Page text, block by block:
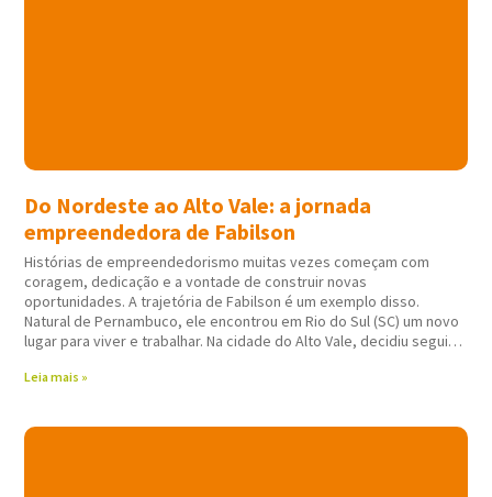
Do Nordeste ao Alto Vale: a jornada
empreendedora de Fabilson
Histórias de empreendedorismo muitas vezes começam com
coragem, dedicação e a vontade de construir novas
oportunidades. A trajetória de Fabilson é um exemplo disso.
Natural de Pernambuco, ele encontrou em Rio do Sul (SC) um novo
lugar para viver e trabalhar. Na cidade do Alto Vale, decidiu seguir
Leia mais »